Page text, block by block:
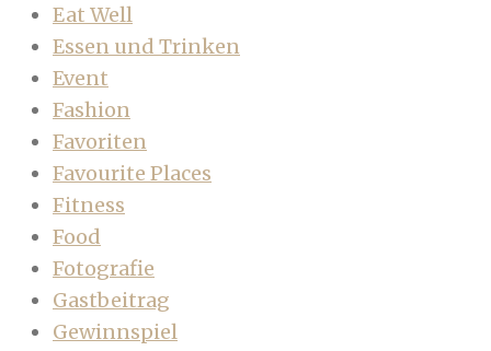
Eat Well
Essen und Trinken
Event
Fashion
Favoriten
Favourite Places
Fitness
Food
Fotografie
Gastbeitrag
Gewinnspiel